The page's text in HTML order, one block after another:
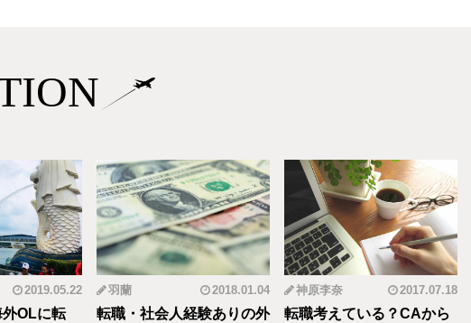
2019.05.22
外OLに転
羽蘭 2018.01.04
転職・社会人経験ありの外
神原李奈 2017.07.18
転職考えている？CAから